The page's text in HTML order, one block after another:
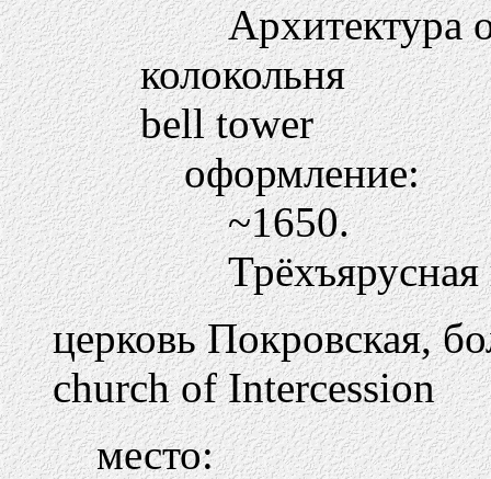
Архитектура
колокольня
bell tower
оформление:
~1650.
церковь Покровская,
church of Intercession
место: